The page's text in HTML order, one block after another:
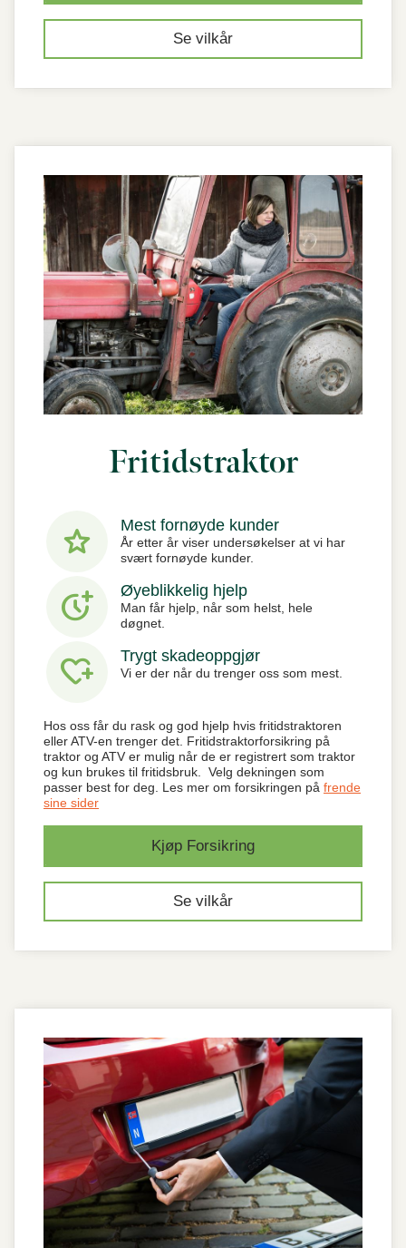
Se vilkår
Fritidstraktor
star Mest fornøyde kunder
År etter år viser undersøkelser at vi har
svært fornøyde kunder.
more_time Øyeblikkelig hjelp
Man får hjelp, når som helst, hele
døgnet.
heart_plus Trygt skadeoppgjør
Vi er der når du trenger oss som mest.
Hos oss får du rask og god hjelp hvis fritidstraktoren
eller ATV-en trenger det. Fritidstraktorforsikring på
traktor og ATV er mulig når de er registrert som traktor
og kun brukes til fritidsbruk. Velg dekningen som
passer best for deg. Les mer om forsikringen på frende
sine sider
Kjøp Forsikring
Se vilkår